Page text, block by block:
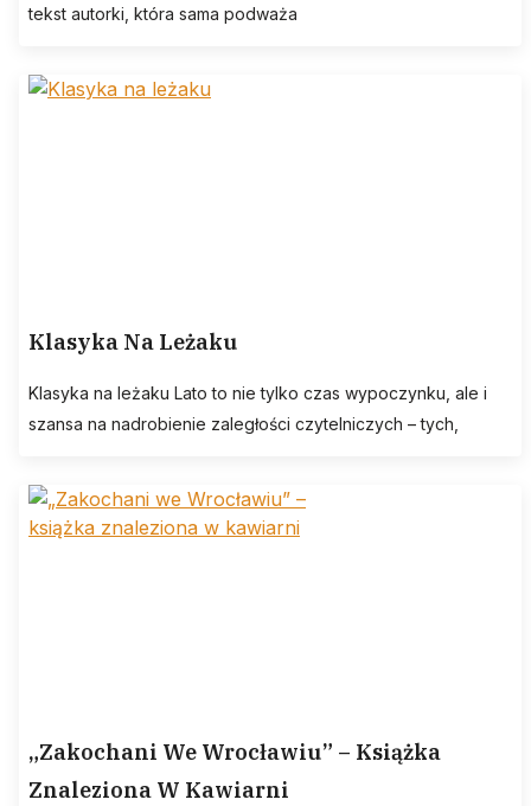
tekst autorki, która sama podważa
Klasyka Na Leżaku
Klasyka na leżaku Lato to nie tylko czas wypoczynku, ale i
szansa na nadrobienie zaległości czytelniczych – tych,
„Zakochani We Wrocławiu” – Książka
Znaleziona W Kawiarni